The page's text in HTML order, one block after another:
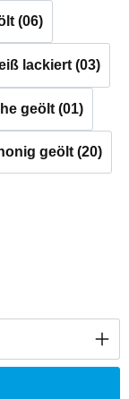
(06)
lackiert (03)
geölt (01)
geölt (20)